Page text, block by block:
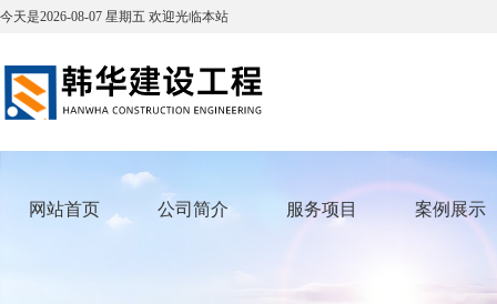
今天是2026-08-07 星期五 欢迎光临本站
网站首页 公司简介 服务项目 案例展示